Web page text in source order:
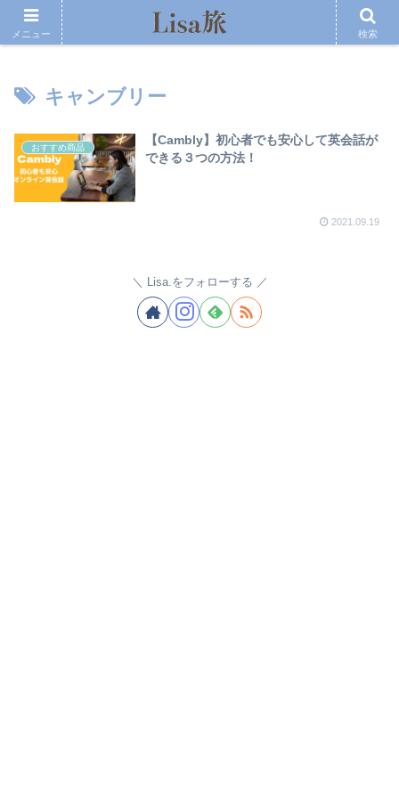
キャンブリー
おすすめ商品
【Cambly】初心者でも安心して英会話が
できる３つの方法！
2021.09.19
Lisa.をフォローする
メニュー 検索